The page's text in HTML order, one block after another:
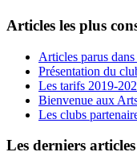
Articles les plus
Articles parus
Présentation du
Les tarifs 2019-
Bienvenue aux
Les clubs
Les derniers articles